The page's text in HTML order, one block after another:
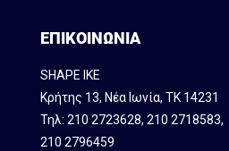
ΕΠΙΚΟΙΝΩΝΙΑ
SHAPE IKE
Κρήτης 13, Νέα Ιωνία, ΤΚ 14231
Τηλ: 210 2723628, 210 2718583,
210 2796459